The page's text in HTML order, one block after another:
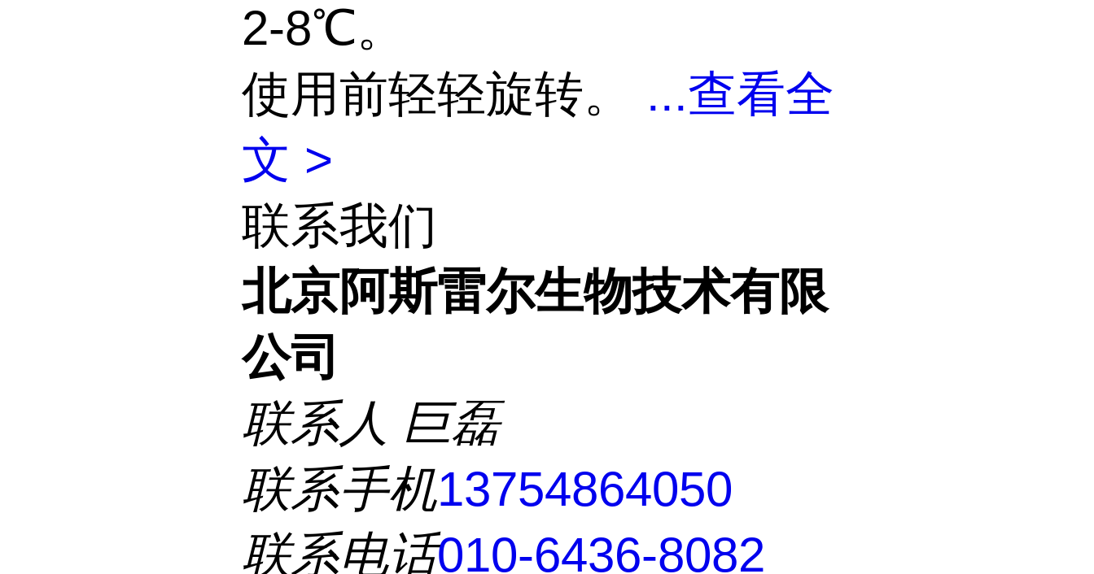
2-8℃。
使用前轻轻旋转。 ...查看全
文 >
联系我们
北京阿斯雷尔生物技术有限
公司
联系人 巨磊
联系手机13754864050
联系电话010-6436-8082